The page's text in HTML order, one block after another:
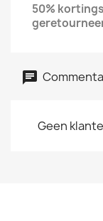
50%
Geen